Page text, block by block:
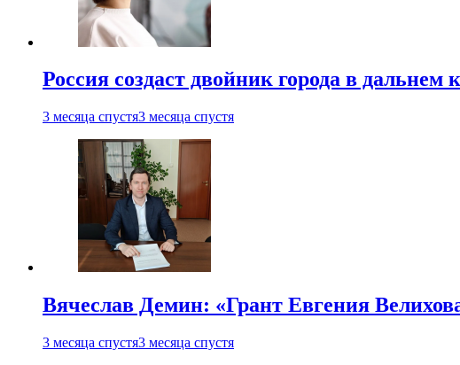
Россия создаст двойник города в дальнем
3 месяца спустя3 месяца спустя
Вячеслав Демин: «Грант Евгения
3 месяца спустя3 месяца спустя